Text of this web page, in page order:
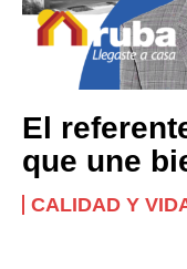
El
que une
CALIDAD Y